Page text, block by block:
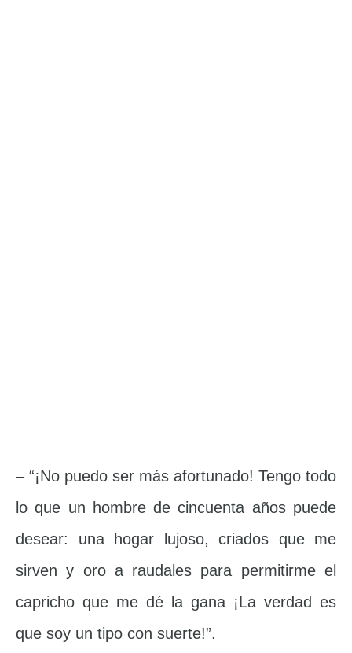
– “¡No puedo ser más afortunado! Tengo todo
lo que un hombre de cincuenta años puede
desear: una hogar lujoso, criados que me
sirven y oro a raudales para permitirme el
capricho que me dé la gana ¡La verdad es
que soy un tipo con suerte!”.